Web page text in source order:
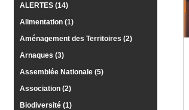
Gazette
Vidéos
ALERTES (14)
Alimentation (1)
Aménagement des Territoires (2)
Arnaques (3)
Assemblée Nationale (5)
Association (2)
Biodiversité (1)